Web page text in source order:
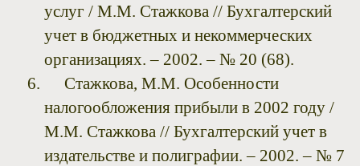
услуг / М.М. Стажкова // Бухгалтерский
учет в бюджетных и некоммерческих
организациях. – 2002. – № 20 (68).
Стажкова, М.М. Особенности
налогообложения прибыли в 2002 году /
М.М. Стажкова // Бухгалтерский учет в
издательстве и полиграфии. – 2002. – № 7